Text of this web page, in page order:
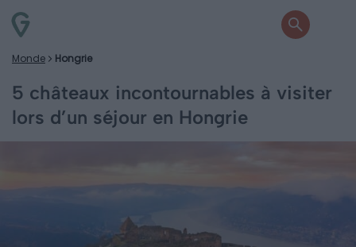
Monde Hongrie
5 châteaux incontournables à visiter
lors d’un séjour en Hongrie